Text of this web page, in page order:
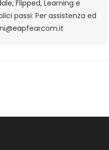
Flipped,
Learning
E
Flipped, Learning e
passi: Per assistenza ed